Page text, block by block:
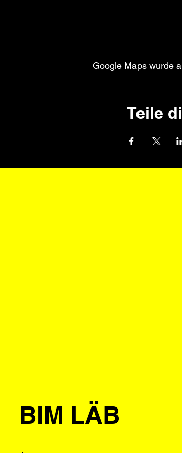
Google Maps wurde
Teile
BIM LÄB